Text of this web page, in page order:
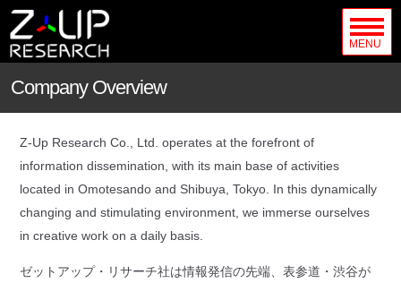
MENU
Company Overview
Z-Up Research Co., Ltd. operates at the forefront of
information dissemination, with its main base of activities
located in Omotesando and Shibuya, Tokyo. In this dynamically
changing and stimulating environment, we immerse ourselves
in creative work on a daily basis.
ゼットアップ・リサーチ社は情報発信の先端、表参道・渋谷が